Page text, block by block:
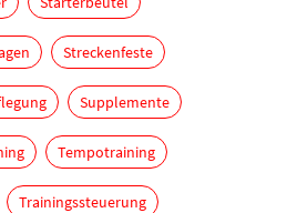
Streckenfeste
Supplemente
Tempotraining
Trainingssteuerung